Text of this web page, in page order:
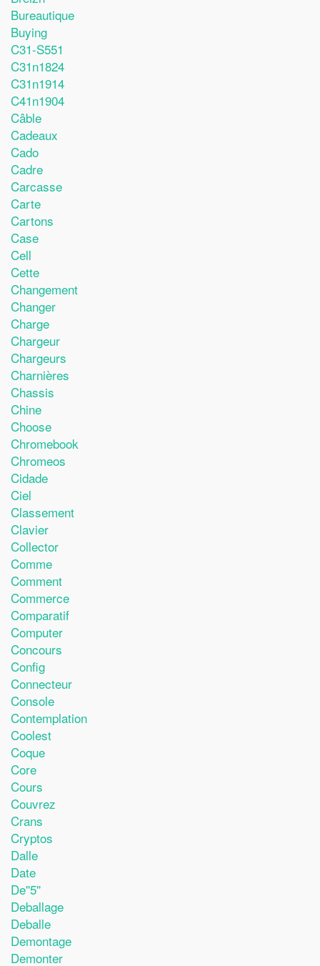
Bureautique
Buying
C31-S551
C31n1824
C31n1914
C41n1904
Câble
Cadeaux
Cado
Cadre
Carcasse
Carte
Cartons
Case
Cell
Cette
Changement
Changer
Charge
Chargeur
Chargeurs
Charnières
Chassis
Chine
Choose
Chromebook
Chromeos
Cidade
Ciel
Classement
Clavier
Collector
Comme
Comment
Commerce
Comparatif
Computer
Concours
Config
Connecteur
Console
Contemplation
Coolest
Coque
Core
Cours
Couvrez
Crans
Cryptos
Dalle
Date
De''5''
Deballage
Deballe
Demontage
Demonter